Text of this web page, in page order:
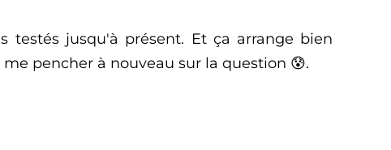
testés jusqu'à présent. Et ça arrange bien
pencher à nouveau sur la question 😰.